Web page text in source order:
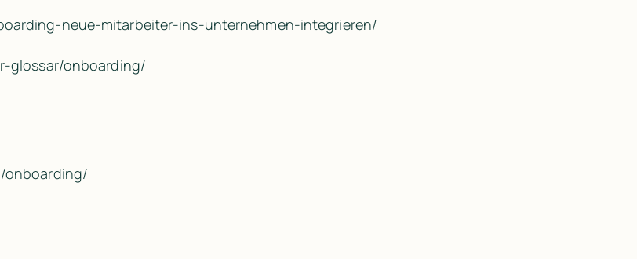
neue-mitarbeiter-ins-unternehmen-integrieren/​
glossar/​onboarding/​
​onboarding/​